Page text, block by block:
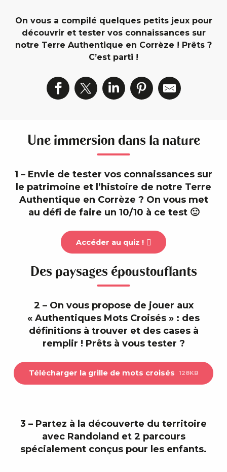
On vous a compilé quelques petits jeux pour
découvrir et tester vos connaissances sur
notre Terre Authentique en Corrèze ! Prêts ?
C’est parti !
Une immersion dans la nature
1 – Envie de tester vos connaissances sur
le patrimoine et l’histoire de notre Terre
Authentique en Corrèze ? On vous met
au défi de faire un 10/10 à ce test 🙂
Accéder au quiz !
Des paysages époustouflants
2 – On vous propose de jouer aux
« Authentiques Mots Croisés » : des
définitions à trouver et des cases à
remplir ! Prêts à vous tester ?
Télécharger la grille de mots croisés 128KB
3 – Partez à la découverte du territoire
avec Randoland et 2 parcours
spécialement conçus pour les enfants.